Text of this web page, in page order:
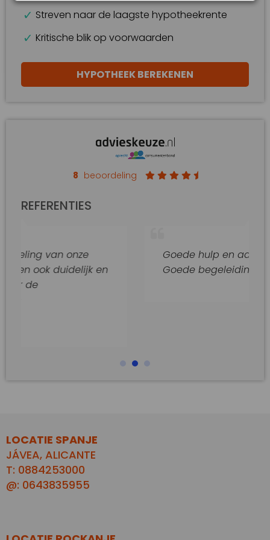
Streven naar de laagste hypotheekrente
Kritische blik op voorwaarden
HYPOTHEEK BEREKENEN
8 beoordeling
REFERENTIES
onze
duidelijk en
Goede hulp en adviezen.
Goede begeleiding van dit
LOCATIE SPANJE
JÁVEA, ALICANTE
T: 0884253000
@: 0643835955